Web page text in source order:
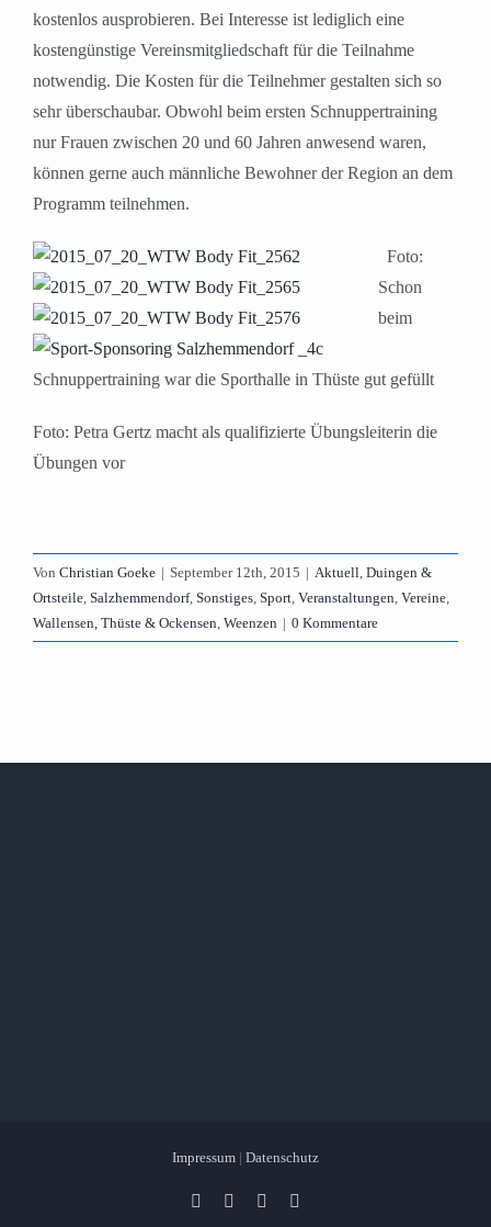
kostenlos ausprobieren. Bei Interesse ist lediglich eine
kostengünstige Vereinsmitgliedschaft für die Teilnahme
notwendig. Die Kosten für die Teilnehmer gestalten sich so
sehr überschaubar. Obwohl beim ersten Schnuppertraining
nur Frauen zwischen 20 und 60 Jahren anwesend waren,
können gerne auch männliche Bewohner der Region an dem
Programm teilnehmen.
Foto:
Schon
beim
Schnuppertraining war die Sporthalle in Thüste gut gefüllt
Foto: Petra Gertz macht als qualifizierte Übungsleiterin die
Übungen vor
Von Christian Goeke | September 12th, 2015 | Aktuell, Duingen &
Ortsteile, Salzhemmendorf, Sonstiges, Sport, Veranstaltungen, Vereine,
Wallensen, Thüste & Ockensen, Weenzen | 0 Kommentare
Impressum | Datenschutz
Facebook Instagram